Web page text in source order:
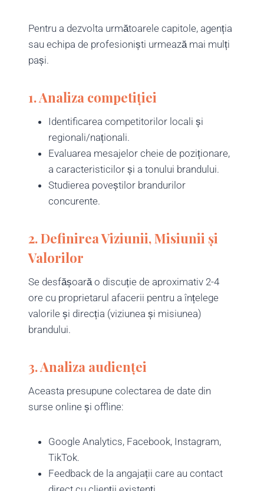
Pentru a dezvolta următoarele capitole, agenția
sau echipa de profesioniști urmează mai mulți
pași.
1. Analiza competiției
Identificarea competitorilor locali și
regionali/naționali.
Evaluarea mesajelor cheie de poziționare,
a caracteristicilor și a tonului brandului.
Studierea poveștilor brandurilor
concurente.
2. Definirea Viziunii, Misiunii și
Valorilor
Se desfășoară o discuție de aproximativ 2-4
ore cu proprietarul afacerii pentru a înțelege
valorile și direcția (viziunea și misiunea)
brandului.
3. Analiza audienței
Aceasta presupune colectarea de date din
surse online și offline:
Google Analytics, Facebook, Instagram,
TikTok.
Feedback de la angajații care au contact